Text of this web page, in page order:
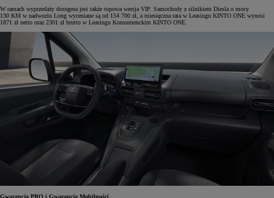
W ramach wyprzedaży dostępna jest także topowa wersja VIP. Samochody z silnikiem Diesla o mocy
130 KM w nadwoziu Long wyceniane są od 154 700 zł, a miesięczna rata w Leasingu KINTO ONE wynosi
1871 zł netto oraz 2301 zł brutto w Leasingu Konsumenckim KINTO ONE.
Gwarancja PRO i Gwarancja Mobilności